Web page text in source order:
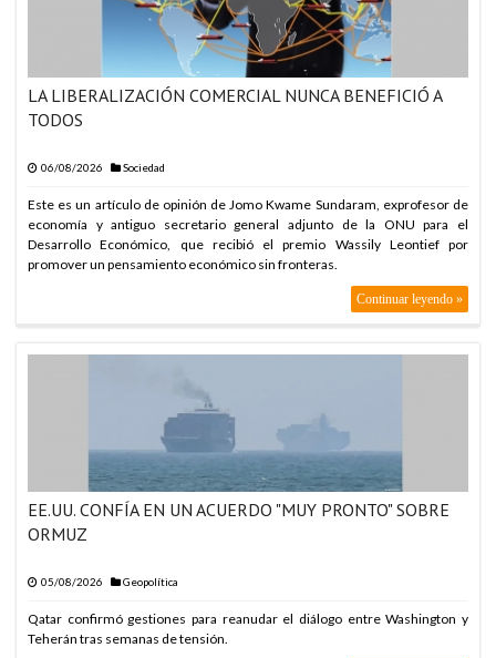
LA LIBERALIZACIÓN COMERCIAL NUNCA BENEFICIÓ A
TODOS
06/08/2026 Sociedad
Este es un artículo de opinión de Jomo Kwame Sundaram, exprofesor de
economía y antiguo secretario general adjunto de la ONU para el
Desarrollo Económico, que recibió el premio Wassily Leontief por
promover un pensamiento económico sin fronteras.
Continuar leyendo »
EE.UU. CONFÍA EN UN ACUERDO "MUY PRONTO" SOBRE
ORMUZ
05/08/2026 Geopolítica
Qatar confirmó gestiones para reanudar el diálogo entre Washington y
Teherán tras semanas de tensión.